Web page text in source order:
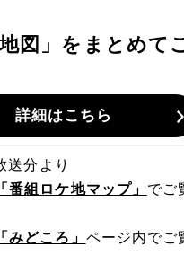
図」をまとめて
詳細はこちら
送分より
「番組ロケ地マップ」 でご
「みどころ」 ページ内でご